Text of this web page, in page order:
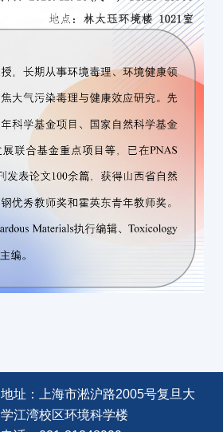
地址：上海市淞沪路2005号复旦大
学江湾校区环境科学楼